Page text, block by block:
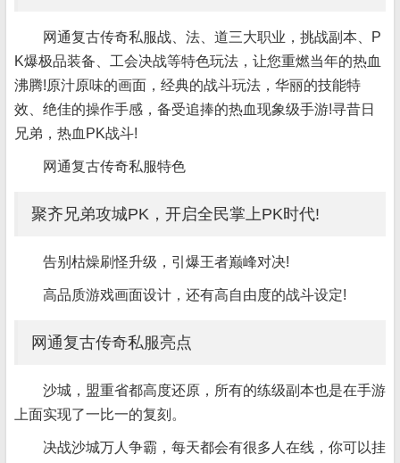
网通复古传奇私服战、法、道三大职业，挑战副本、P
K爆极品装备、工会决战等特色玩法，让您重燃当年的热血
沸腾!原汁原味的画面，经典的战斗玩法，华丽的技能特
效、绝佳的操作手感，备受追捧的热血现象级手游!寻昔日
兄弟，热血PK战斗!
网通复古传奇私服特色
聚齐兄弟攻城PK，开启全民掌上PK时代!
告别枯燥刷怪升级，引爆王者巅峰对决!
高品质游戏画面设计，还有高自由度的战斗设定!
网通复古传奇私服亮点
沙城，盟重省都高度还原，所有的练级副本也是在手游
上面实现了一比一的复刻。
决战沙城万人争霸，每天都会有很多人在线，你可以挂